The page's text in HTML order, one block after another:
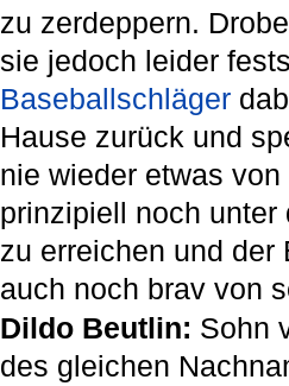
zu zerdeppern.
sie jedoch leider
Baseballschläger
Hause zurück und
nie wieder etwas
prinzipiell noch
zu erreichen und der
auch noch brav von
Dildo Beutlin: Sohn
des gleichen